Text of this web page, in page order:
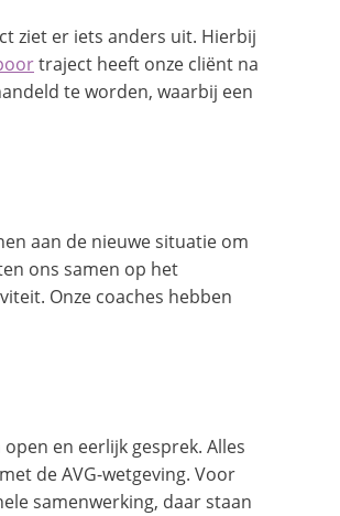
ziet er iets anders uit. Hierbij
traject heeft onze cliënt na
te worden, waarbij een
aan de nieuwe situatie om
ons samen op het
Onze coaches hebben
en eerlijk gesprek. Alles
de AVG-wetgeving. Voor
samenwerking, daar staan